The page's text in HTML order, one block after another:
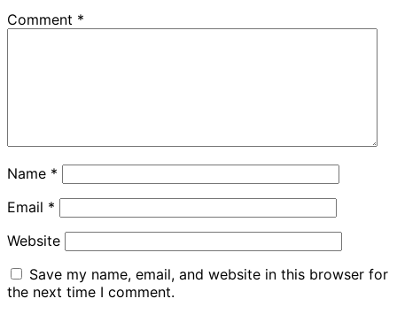
Comment *
Name *
Email *
Website
Save my name, email, and website in this browser for
the next time I comment.